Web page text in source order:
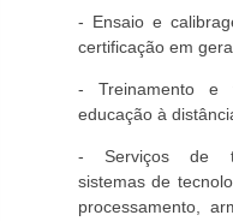
- Ensaio e
certificação em
- Treinamento e
educação à
- Serviços de
sistemas de
processamento,